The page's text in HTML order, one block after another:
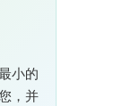
小的
，并